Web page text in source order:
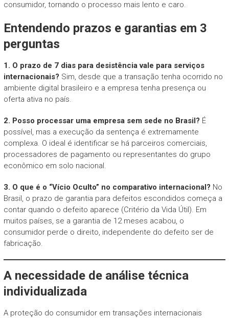
consumidor, tornando o processo mais lento e caro.
Entendendo prazos e garantias em 3
perguntas
1. O prazo de 7 dias para desistência vale para serviços
internacionais? Sim, desde que a transação tenha ocorrido no
ambiente digital brasileiro e a empresa tenha presença ou
oferta ativa no país.
2. Posso processar uma empresa sem sede no Brasil? É
possível, mas a execução da sentença é extremamente
complexa. O ideal é identificar se há parceiros comerciais,
processadores de pagamento ou representantes do grupo
econômico em solo nacional.
3. O que é o “Vício Oculto” no comparativo internacional? No
Brasil, o prazo de garantia para defeitos escondidos começa a
contar quando o defeito aparece (Critério da Vida Útil). Em
muitos países, se a garantia de 12 meses acabou, o
consumidor perde o direito, independente do defeito ser de
fabricação.
A necessidade de análise técnica
individualizada
A proteção do consumidor em transações internacionais